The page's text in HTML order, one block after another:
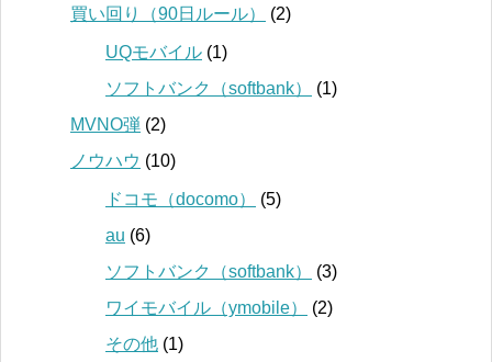
買い回り（90日ルール）
(2)
UQモバイル (1)
ソフトバンク（softbank）
(1)
MVNO弾 (2)
ノウハウ (10)
ドコモ（docomo）
(5)
au (6)
ソフトバンク（softbank）
(3)
ワイモバイル（ymobile）
(2)
その他 (1)